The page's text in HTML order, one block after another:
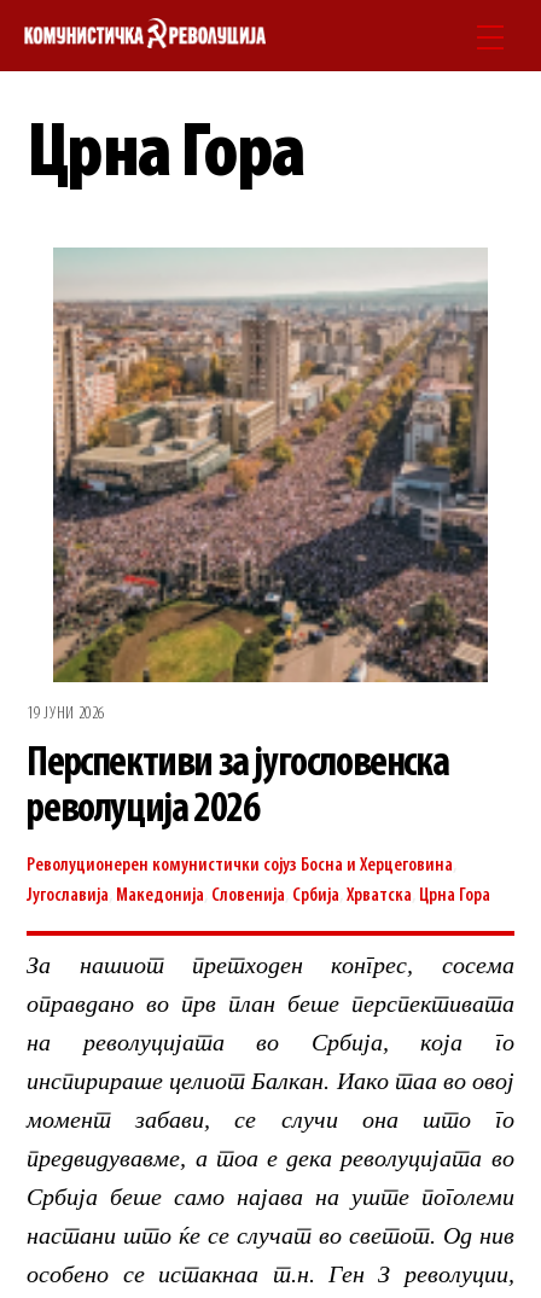
Skip
Црна Гора
19 ЈУНИ 2026
Перспективи за југословенска
револуција 2026
Револуционерен комунистички сојуз Босна и Херцеговина
Југославија Македонија Словенија Србија ,Хрватска Црна Гора
За нашиот претходен конгрес, сосема
оправдано во прв план беше перспективата
на револуцијата во Србија, која го
инспирираше целиот Балкан. Иако таа во овој
момент забави, се случи она што го
предвидувавме, а тоа е дека револуцијата во
Србија беше само најава на уште поголеми
настани што ќе се случат во светот. Од нив
особено се истакнаа т.н. Ген З револуции,